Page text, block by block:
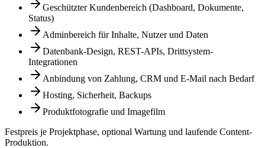
Geschützter Kundenbereich (Dashboard, Dokumente,
Status)
Adminbereich für Inhalte, Nutzer und Daten
Datenbank-Design, REST-APIs, Drittsystem-
Integrationen
Anbindung von Zahlung, CRM und E-Mail nach Bedarf
Hosting, Sicherheit, Backups
Produktfotografie und Imagefilm
Festpreis je Projektphase, optional Wartung und laufende Content-
Produktion.